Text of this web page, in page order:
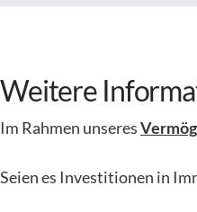
Weitere
Im Rahmen unseres
Seien es Investitionen in